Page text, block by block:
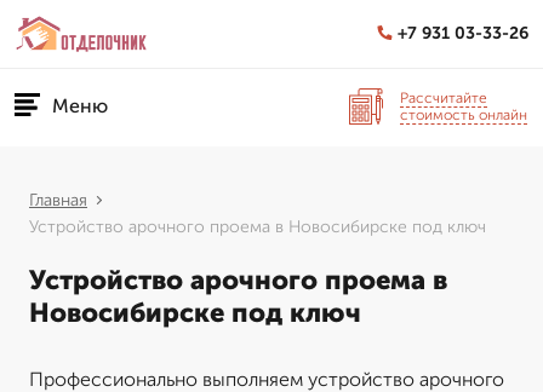
+7 931 03-33-26
Меню
Рассчитайте
стоимость онлайн
Главная
Устройство арочного проема в Новосибирске под ключ
Устройство арочного проема в
Новосибирске под ключ
Профессионально выполняем устройство арочного